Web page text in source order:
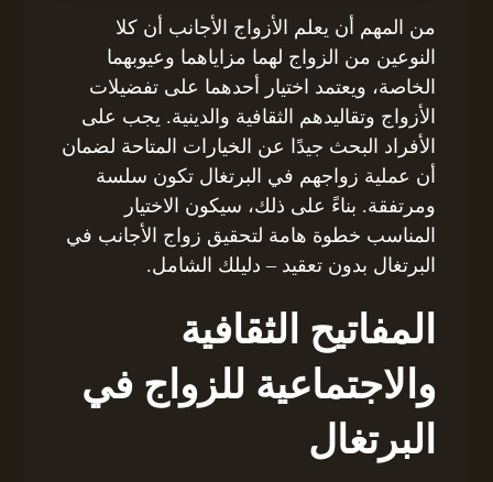
من المهم أن يعلم الأزواج الأجانب أن كلا
النوعين من الزواج لهما مزاياهما وعيوبهما
الخاصة، ويعتمد اختيار أحدهما على تفضيلات
الأزواج وتقاليدهم الثقافية والدينية. يجب على
الأفراد البحث جيدًا عن الخيارات المتاحة لضمان
أن عملية زواجهم في البرتغال تكون سلسة
ومرتفقة. بناءً على ذلك، سيكون الاختيار
المناسب خطوة هامة لتحقيق زواج الأجانب في
البرتغال بدون تعقيد – دليلك الشامل.
المفاتيح الثقافية
والاجتماعية للزواج في
البرتغال